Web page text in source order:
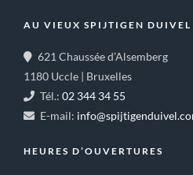
AU VIEUX SPIJTIGEN DUIVEL
621 Chaussée d’Alsemberg
1180 Uccle | Bruxelles
Tél.: 02 344 34 55
E-mail:
HEURES D’OUVERTURES